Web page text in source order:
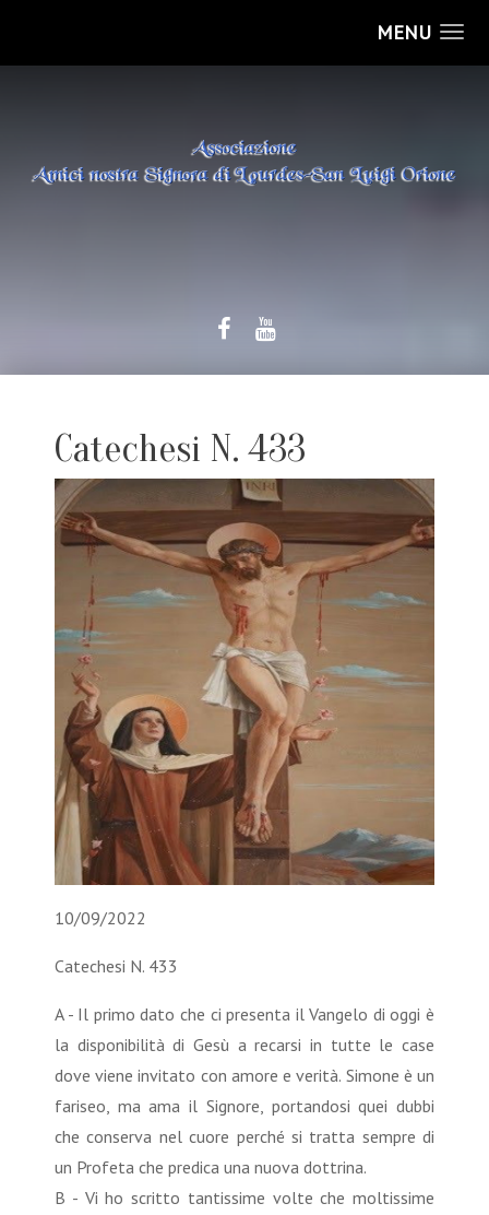
MENU
Catechesi N. 433
10/09/2022
Catechesi N. 433
A - Il primo dato che ci presenta il Vangelo di oggi è
la disponibilità di Gesù a recarsi in tutte le case
dove viene invitato con amore e verità. Simone è un
fariseo, ma ama il Signore, portandosi quei dubbi
che conserva nel cuore perché si tratta sempre di
un Profeta che predica una nuova dottrina.
B - Vi ho scritto tantissime volte che moltissime